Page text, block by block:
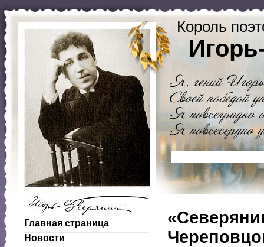
Король
Главная страница
Новости